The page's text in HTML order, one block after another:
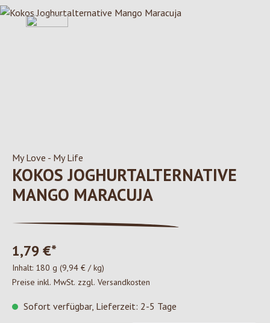
Bildergalerie überspringen
My Love - My Life
KOKOS JOGHURTALTERNATIVE
MANGO MARACUJA
1,79 €*
Inhalt: 180 g (9,94 € / kg)
Preise inkl. MwSt. zzgl. Versandkosten
Sofort verfügbar, Lieferzeit: 2-5 Tage